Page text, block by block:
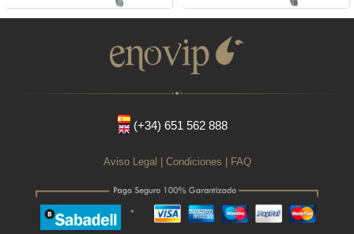
(+34) 651 562 888
Aviso Legal Condiciones FAQ